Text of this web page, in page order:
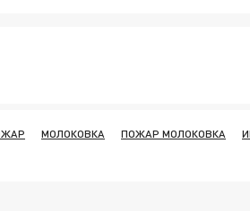
МОЛОКОВКА ПОЖАР МОЛОКОВКА